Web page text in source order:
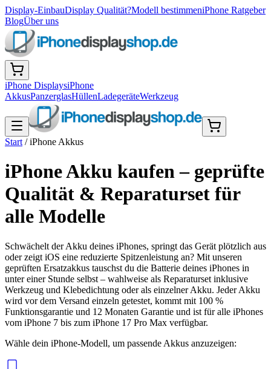
Display-EinbauDisplay Qualität?Modell bestimmeniPhone Ratgeber
BlogÜber uns
iPhone DisplaysiPhone
AkkusPanzerglasHüllenLadegeräteWerkzeug
Start /iPhone Akkus
iPhone Akku kaufen – geprüfte
Qualität & Reparaturset für
alle Modelle
Schwächelt der Akku deines iPhones, springt das Gerät plötzlich aus
oder zeigt iOS eine reduzierte Spitzenleistung an? Mit unseren
geprüften Ersatzakkus tauschst du die Batterie deines iPhones in
unter einer Stunde selbst – wahlweise als Reparaturset inklusive
Werkzeug und Klebedichtung oder als einzelner Akku. Jeder Akku
wird vor dem Versand einzeln getestet, kommt mit 100 %
Funktionsgarantie und 12 Monaten Garantie und ist für alle iPhones
vom iPhone 7 bis zum iPhone 17 Pro Max verfügbar.
Wähle dein iPhone-Modell, um passende Akkus anzuzeigen: